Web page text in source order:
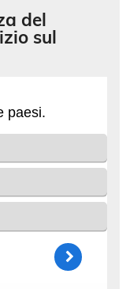
del
sul